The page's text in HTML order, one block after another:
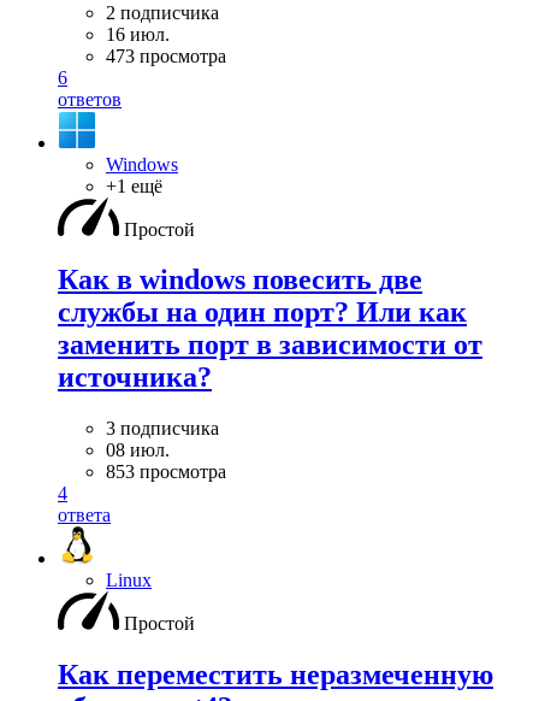
2 подписчика
16 июл.
473 просмотра
6
ответов
Windows
+1 ещё
Простой
Как в windows повесить две
службы на один порт? Или как
заменить порт в зависимости от
источника?
3 подписчика
08 июл.
853 просмотра
4
ответа
Linux
Простой
Как переместить неразмеченную